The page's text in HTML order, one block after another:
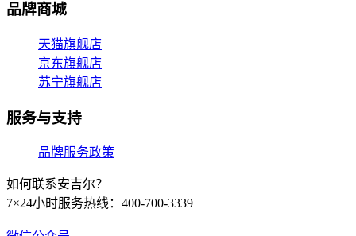
品牌商城
天猫旗舰店
京东旗舰店
苏宁旗舰店
服务与支持
品牌服务政策
如何联系安吉尔？
7×24小时服务热线：400-700-3339